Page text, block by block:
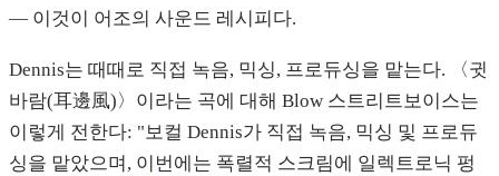
— 이것이 어조의 사운드 레시피다.
Dennis는 때때로 직접 녹음, 믹싱, 프로듀싱을 맡는다. 〈귓
바람(耳邊風)〉이라는 곡에 대해 Blow 스트리트보이스는
이렇게 전한다: "보컬 Dennis가 직접 녹음, 믹싱 및 프로듀
싱을 맡았으며, 이번에는 폭렬적 스크림에 일렉트로닉 펑